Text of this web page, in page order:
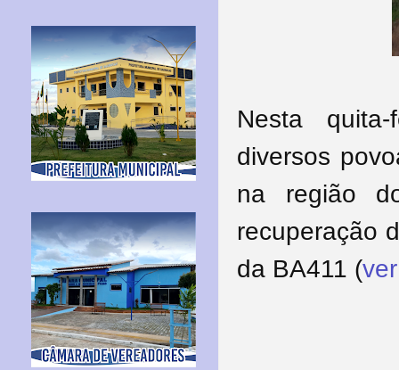
Nesta
diversos
na região
recuperação
da BA411 (